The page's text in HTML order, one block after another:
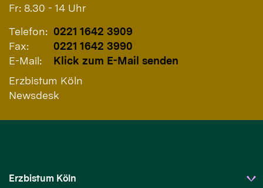
Fr: 8.30 - 14 Uhr
Telefon: 0221 1642 3909
Fax:
0221 1642 3990
E-Mail:
Klick zum E-Mail senden
Erzbistum Köln
Newsdesk
Erzbistum Köln